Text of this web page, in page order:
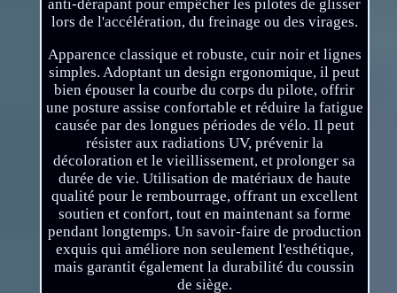
anti-dérapant pour empêcher les pilotes de glisser
lors de l'accélération, du freinage ou des virages.
Apparence classique et robuste, cuir noir et lignes
simples. Adoptant un design ergonomique, il peut
bien épouser la courbe du corps du pilote, offrir
une posture assise confortable et réduire la fatigue
causée par des longues périodes de vélo. Il peut
résister aux radiations UV, prévenir la
décoloration et le vieillissement, et prolonger sa
durée de vie. Utilisation de matériaux de haute
qualité pour le rembourrage, offrant un excellent
soutien et confort, tout en maintenant sa forme
pendant longtemps. Un savoir-faire de production
exquis qui améliore non seulement l'esthétique,
mais garantit également la durabilité du coussin
de siège.